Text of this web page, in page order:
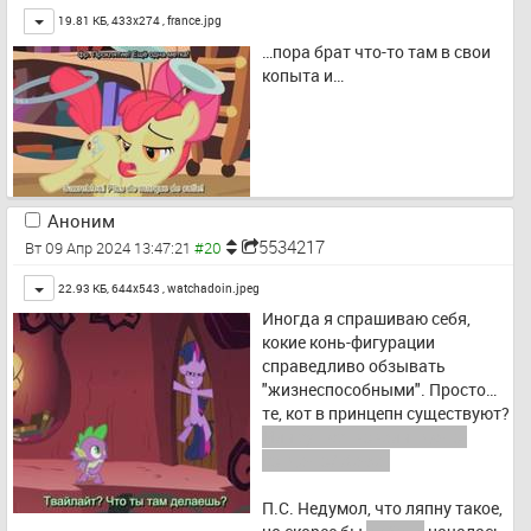
подумать?).
Toggle
19.81 КБ, 433x274 ,france.jpg
…пора брат что-то там в свои
копыта и…
Аноним
Вт 09 Апр 2024 13:47:21 5534217
Toggle
22.93 КБ, 644x543 , watchadoin.jpeg
Иногда я спрашиваю себя,
кокие конь-фигурации
справедливо обзывать
"жизнеспособными". Просто…
П.С. Недумол, что ляпну такое,